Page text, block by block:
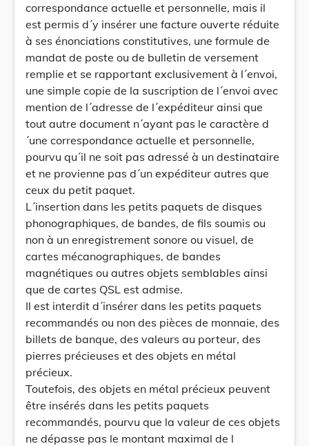
correspondance actuelle et personnelle, mais il
est permis d´y insérer une facture ouverte réduite
à ses énonciations constitutives, une formule de
mandat de poste ou de bulletin de versement
remplie et se rapportant exclusivement à l´envoi,
une simple copie de la suscription de l´envoi avec
mention de l´adresse de l´expéditeur ainsi que
tout autre document n´ayant pas le caractère d
´une correspondance actuelle et personnelle,
pourvu qu´il ne soit pas adressé à un destinataire
et ne provienne pas d´un expéditeur autres que
ceux du petit paquet.
L´insertion dans les petits paquets de disques
phonographiques, de bandes, de fils soumis ou
non à un enregistrement sonore ou visuel, de
cartes mécanographiques, de bandes
magnétiques ou autres objets semblables ainsi
que de cartes QSL est admise.
Il est interdit d´insérer dans les petits paquets
recommandés ou non des pièces de monnaie, des
billets de banque, des valeurs au porteur, des
pierres précieuses et des objets en métal
précieux.
Toutefois, des objets en métal précieux peuvent
être insérés dans les petits paquets
recommandés, pourvu que la valeur de ces objets
ne dépasse pas le montant maximal de l